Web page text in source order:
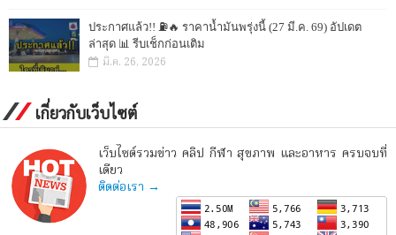
ประกาศแล้ว!! ⛽🔥 ราคาน้ำมันพรุ่งนี้ (27 มี.ค. 69) อัปเดต
ล่าสุด 📊 รีบเช็กก่อนเติม
มี.ค. 26, 2026
เกี่ยวกับเว็บไซต์
เว็บไซต์รวมข่าว คลิป กีฬา สุขภาพ และอาหาร ครบจบที่
เดียว
ติดต่อเรา →